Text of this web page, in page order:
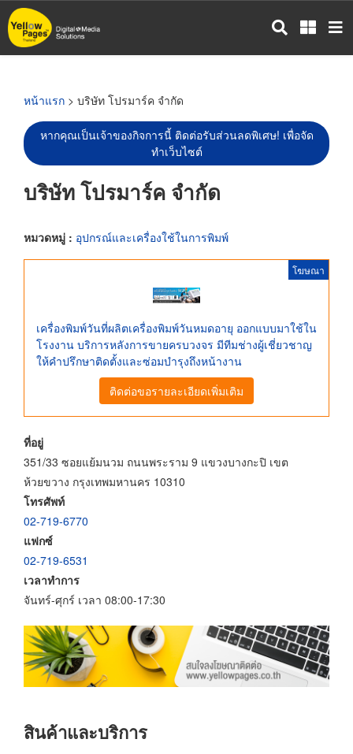
ข้าม
ไป
หน้าแรก > บริษัท โปรมาร์ค จำกัด
หากคุณเป็นเจ้าของกิจการนี้ ติดต่อรับส่วนลดพิเศษ! เพื่อจัด
ทำเว็บไซต์
บริษัท โปรมาร์ค จำกัด
หมวดหมู่ : อุปกรณ์และเครื่องใช้ในการพิมพ์
โฆษณา
เครื่องพิมพ์วันที่ผลิตเครื่องพิมพ์วันหมดอายุ ออกแบบมาใช้ใน
โรงงาน บริการหลังการขายครบวงจร มีทีมช่างผู้เชี่ยวชาญ
ให้คำปรึกษาติดตั้งและซ่อมบำรุงถึงหน้างาน
ติดต่อขอรายละเอียดเพิ่มเติม
ที่อยู่
351/33 ซอยแย้มนวม ถนนพระราม 9 แขวงบางกะปิ เขต
ห้วยขวาง กรุงเทพมหานคร 10310
โทรศัพท์
02-719-6770
แฟกซ์
02-719-6531
เวลาทำการ
จันทร์-ศุกร์ เวลา 08:00-17:30
สินค้าและบริการ